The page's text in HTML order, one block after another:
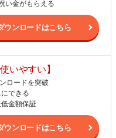
い金がもらえる
ウンロードはこちら
いやすい】
ロードを突破
にできる
低金額保証
ウンロードはこちら